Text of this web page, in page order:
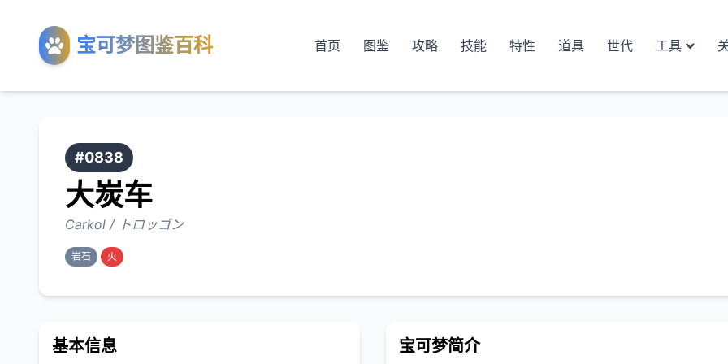
宝可梦图鉴百科 首页 图鉴 攻略 技能 特性 道具 世代 工具
#0838
大炭车
Carkol / トロッゴン
岩石 火
基本信息 宝可梦简介